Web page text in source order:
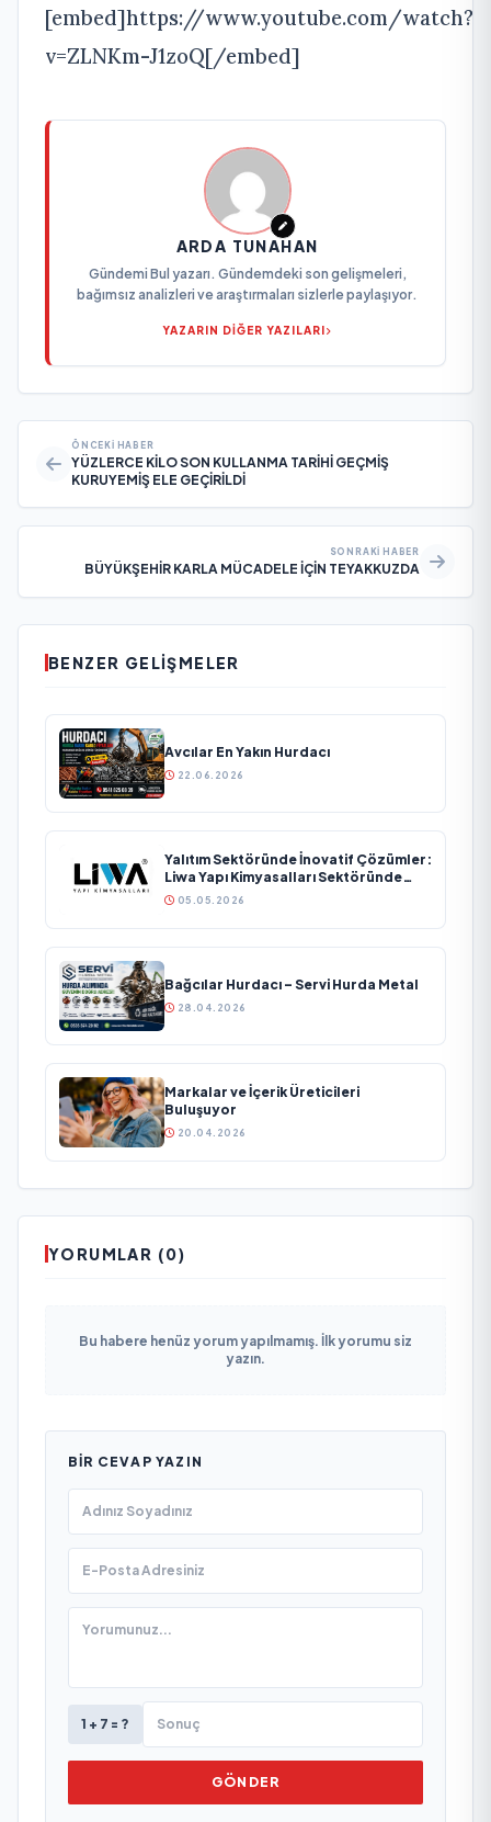
[embed]https://www.youtube.com/watch?
v=ZLNKm-J1zoQ[/embed]
ARDA TUNAHAN
Gündemi Bul yazarı. Gündemdeki son gelişmeleri,
bağımsız analizleri ve araştırmaları sizlerle paylaşıyor.
YAZARIN DİĞER YAZILARI
ÖNCEKI HABER
YÜZLERCE KİLO SON KULLANMA TARİHİ GEÇMİŞ
KURUYEMİŞ ELE GEÇİRİLDİ
SONRAKI HABER
BÜYÜKŞEHİR KARLA MÜCADELE İÇİN TEYAKKUZDA
BENZER GELIŞMELER
Avcılar En Yakın Hurdacı
22.06.2026
Yalıtım Sektöründe İnovatif Çözümler:
Liwa Yapı Kimyasalları Sektöründe
Büyümesini Sürdürüyor
05.05.2026
Bağcılar Hurdacı – Servi Hurda Metal
28.04.2026
Markalar ve İçerik Üreticileri
Buluşuyor
20.04.2026
YORUMLAR (0)
Bu habere henüz yorum yapılmamış. İlk yorumu siz
yazın.
BIR CEVAP YAZIN
1 + 7 = ?
GÖNDER